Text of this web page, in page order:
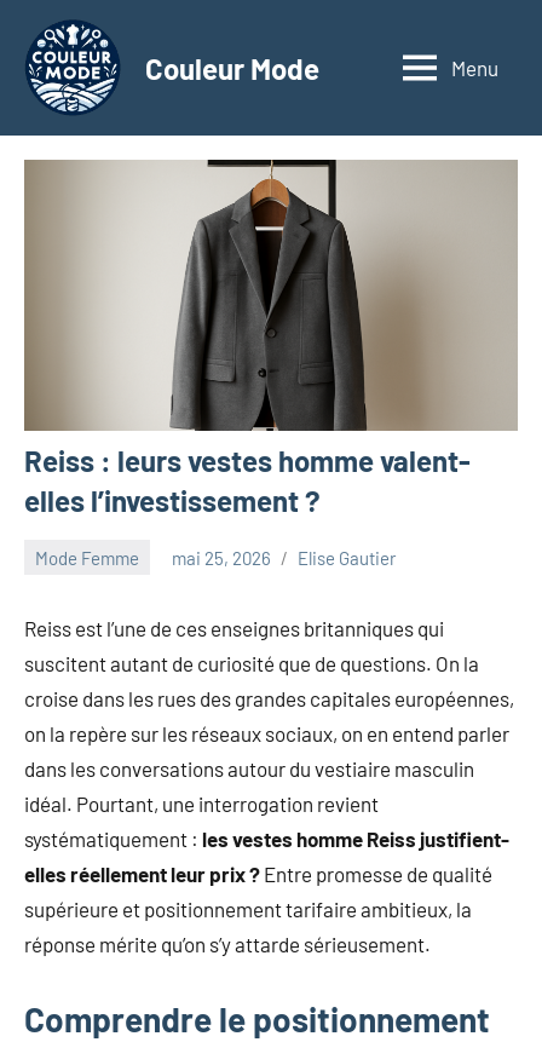
contenu
Couleur Mode
Explorez
monde
d'affaires
travers
articles
dédiés
aux
matériaux
innovants,
l'entrepreneuriat,
au
recyclage
dans
aux
événements
clés.
Rejoignez-
pour
des
précieux
Menu
Reiss : leurs vestes homme valent-
elles l’investissement ?
Mode Femme mai 25, 2026 Elise Gautier
Reiss est l’une de ces enseignes britanniques qui
suscitent autant de curiosité que de questions. On la
croise dans les rues des grandes capitales européennes,
on la repère sur les réseaux sociaux, on en entend parler
dans les conversations autour du vestiaire masculin
idéal. Pourtant, une interrogation revient
systématiquement : les vestes homme Reiss justifient-
elles réellement leur prix ? Entre promesse de qualité
supérieure et positionnement tarifaire ambitieux, la
réponse mérite qu’on s’y attarde sérieusement.
Comprendre le positionnement